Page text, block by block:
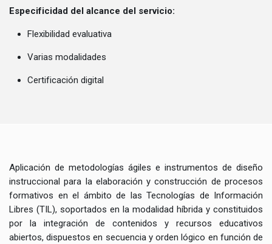
Especificidad del alcance del servicio:
Flexibilidad evaluativa
Varias modalidades
Certificación digital
Aplicación de metodologías ágiles e instrumentos de diseño
instruccional para la elaboración y construcción de procesos
formativos en el ámbito de las Tecnologías de Información
Libres (TIL), soportados en la modalidad híbrida y constituidos
por la integración de contenidos y recursos educativos
abiertos, dispuestos en secuencia y orden lógico en función de